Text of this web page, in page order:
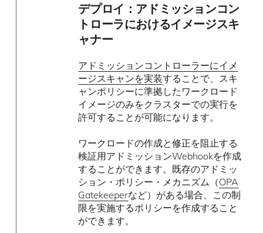
デプロイ：アドミッションコン
トローラにおけるイメージスキ
ャナー
アドミッションコントローラーにイメ
ージスキャンを実装することで、スキ
ャンポリシーに準拠したワークロード
イメージのみをクラスターでの実行を
許可することが可能になります。
ワークロードの作成と修正を阻止する
検証用アドミッションWebhookを作成
することができます。既存のアドミッ
ション・ポリシー・メカニズム（OPA
Gatekeeperなど）がある場合、この制
限を実施するポリシーを作成すること
ができます。